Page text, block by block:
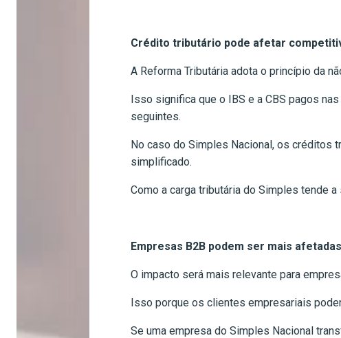
Crédito tributário pode afetar
A Reforma Tributária adota o princípio da
Isso significa que o IBS e a CBS pagos
seguintes.
No caso do Simples Nacional, os créditos
simplificado.
Como a carga tributária do Simples tende
Empresas B2B podem ser mais afetadas
O impacto será mais relevante para
Isso porque os clientes empresariais
Se uma empresa do Simples Nacional